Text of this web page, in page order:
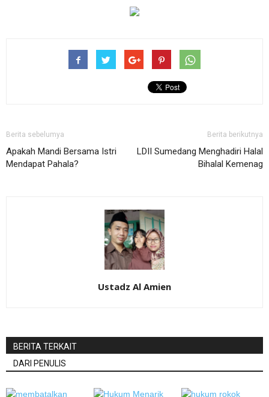
Berita sebelumya
Apakah Mandi Bersama Istri
Mendapat Pahala?
Berita berikutnya
LDII Sumedang Menghadiri Halal
Bihalal Kemenag
Ustadz Al Amien
BERITA TERKAIT
DARI PENULIS